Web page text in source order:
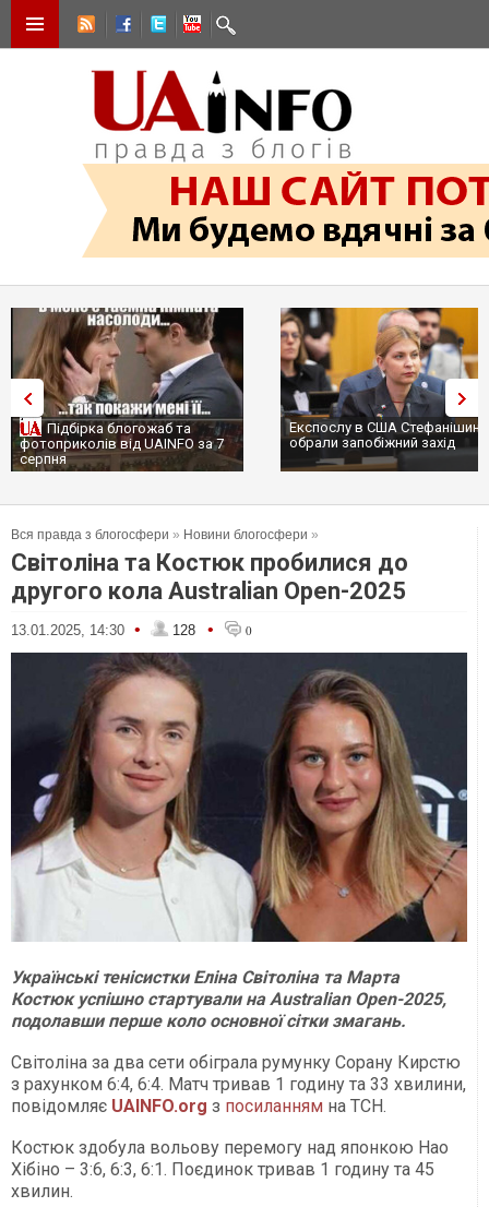
Підбірка блогожаб та
фотоприколів від UAINFO за 7
серпня
Експослу в США
обрали запобіжний захід
Вся правда з блогосфери » Новини блогосфери »
Світоліна та Костюк пробилися до
другого кола Australian Open-2025
13.01.2025, 14:30 • 128 • 0
Українські тенісистки Еліна Світоліна та Марта
Костюк успішно стартували на Australian Open-2025,
подолавши перше коло основної сітки змагань.
Світоліна за два сети обіграла румунку Сорану Кирстю
з рахунком 6:4, 6:4. Матч тривав 1 годину та 33 хвилини,
повідомляє UAINFO.org з посиланням на ТСН.
Костюк здобула вольову перемогу над японкою Нао
Хібіно – 3:6, 6:3, 6:1. Поєдинок тривав 1 годину та 45
хвилин.